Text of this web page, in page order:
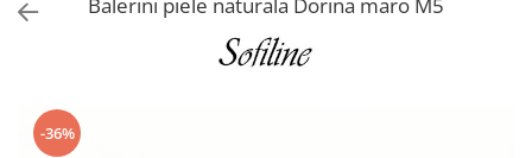
Incaltaminte
-36%